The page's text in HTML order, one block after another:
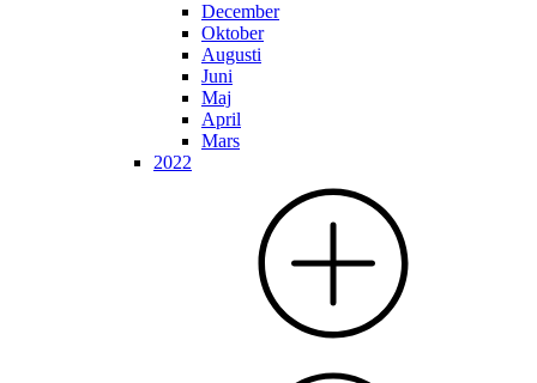
December
Oktober
Augusti
Juni
Maj
April
Mars
2022